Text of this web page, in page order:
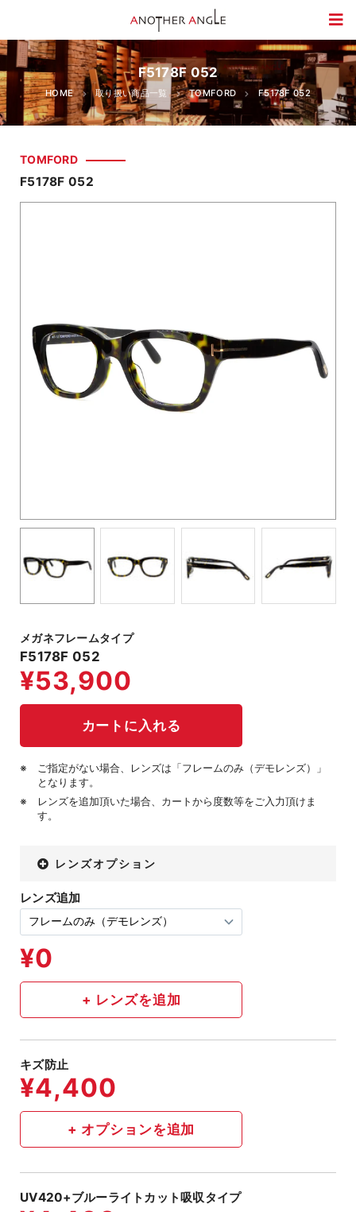
F5178F 052
HOME 取り扱い商品一覧 TOMFORD F5178F 052
TOMFORD
F5178F 052
メガネフレームタイプ
F5178F 052
ご指定がない場合、レンズは「フレームのみ（デモレンズ）」
となります。
レンズを追加頂いた場合、カートから度数等をご入力頂けま
す。
レンズオプション
レンズ追加
キズ防止
UV420+ブルーライトカット吸収タイプ